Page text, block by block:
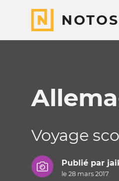
NOTOS
Voyage
Publié par
le 28 mars 2017